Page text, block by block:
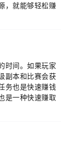
，就能够轻松赚
时间。如果玩家
副本和比赛会获
务也是快速赚钱
是一种快速赚取